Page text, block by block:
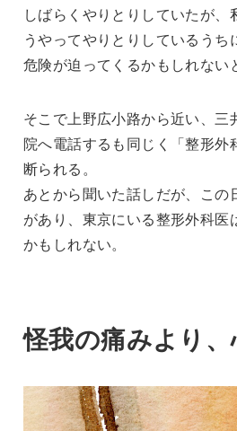
しばらくやりとりしていたが、
うやってやりとりしているう
危険が迫ってくるかもしれない
そこで上野広小路から近い、三
院へ電話するも同じく「整形外
断られる。
あとから聞いた話しだが、この
があり、東京にいる整形外科
かもしれない。
怪我の痛みより